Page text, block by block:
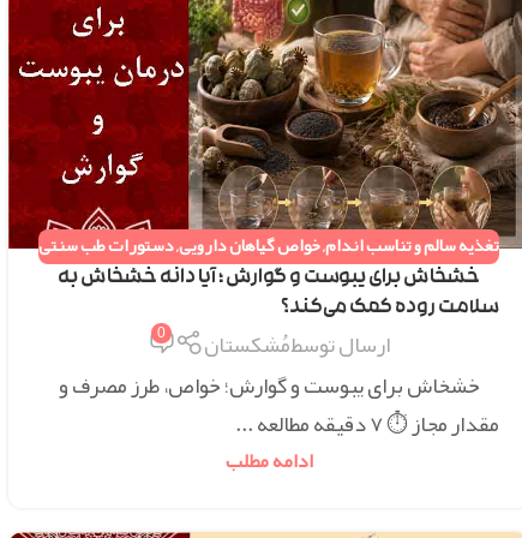
تغذیه سالم و تناسب اندام,خواص گیاهان دارویی,دستورات طب سنتی
خشخاش برای یبوست و گوارش ؛ آیا دانه خشخاش به
سلامت روده کمک می‌کند؟
ارسال توسطمُشکستان 0
خشخاش برای یبوست و گوارش؛ خواص، طرز مصرف و
مقدار مجاز ⏱ ۷ دقیقه مطالعه ...
ادامه مطلب